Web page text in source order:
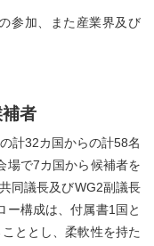
参加、また産業界及び
者
計32カ国からの計58名
場で7カ国から候補者を
同議長及びWG2副議長
ー構成は、付属書1国と
ととし、柔軟性を持た